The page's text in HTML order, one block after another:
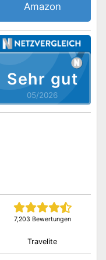
Sehr gut
05/2026
7,203 Bewertungen
Amazon
Travelite